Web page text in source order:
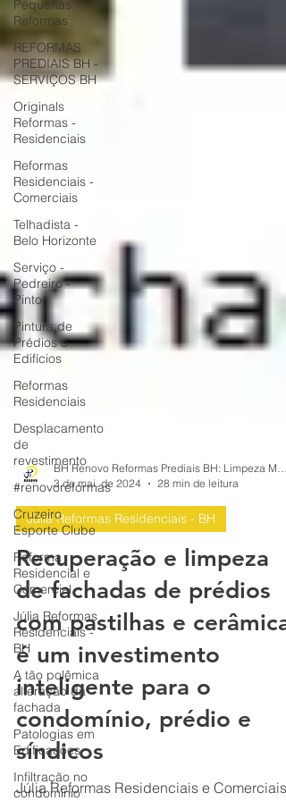
Pequenas
Reformas
REFORMAS
PREDIAIS BH -
SERVIÇOS BH
Originals
Reformas -
Residenciais
Reformas
Residenciais -
Comerciais
Telhadista -
Belo Horizonte
Serviço -
Pedreiro -
Pintor
Pintura de
Prédios e
Edifícios
Reformas
Residenciais
Desplacamento
de
revestimento
#renovoreformas
Cruzeiro
Esporte Clube
Reforma
Residencial e
Comercial
Júlia Reformas
Residenciais -
BH
A tão polêmica
alteração da
fachada
Patologias em
Edificações
Infiltração no
condomínio
3 de mai. de 2024
28 min de leitura
Júlia Reformas Residenciais - BH
Recuperação e limpeza
de fachadas de prédios
com pastilhas e
é um investimento
inteligente para o
condomínio, prédio e
síndicos